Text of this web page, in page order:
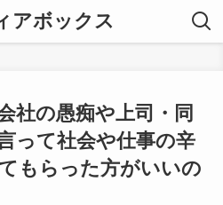
アボックス
社の愚痴や上司・同
って社会や仕事の辛
もらった方がいいの